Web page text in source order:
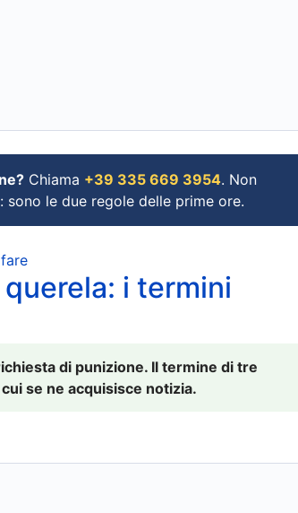
Chiama +39 335 669 3954. Non
sono le due regole delle prime ore.
i termini
di punizione. Il termine di tre
se ne acquisisce notizia.